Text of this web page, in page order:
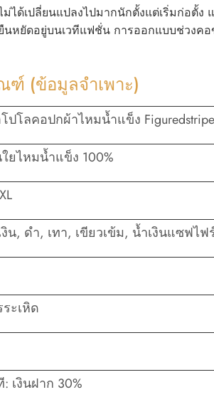
ม่ได้เปลี่ยนแปลงไปมากนักตั้งแต่เริ่มก่อตั้
หยัดอยู่บนเวทีแฟชั่น การออกแบบช่วงคอ
ฑ์ (ข้อมูลจำเพาะ)
โปโลคอปกผ้าไหมน้ำแข็ง Figuredstripe
ใยไหมน้ำแข็ง 100%
งิน, ดำ, เทา, เขียวเข้ม, น้ำเงินแซฟไ
ะเหิด
เงินฝาก 30%